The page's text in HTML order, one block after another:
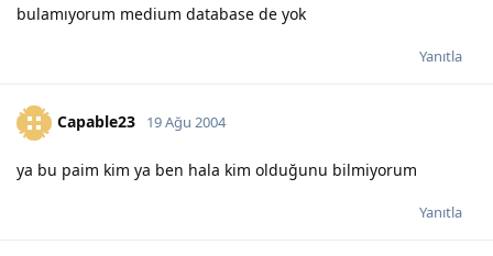
bulamıyorum medium database de yok
Yanıtla
Capable23 19 Ağu 2004
ya bu paim kim ya ben hala kim olduğunu bilmiyorum
Yanıtla